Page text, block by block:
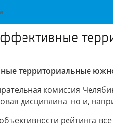
территориальные
комиссия
дисциплина, но и,
рейтинга